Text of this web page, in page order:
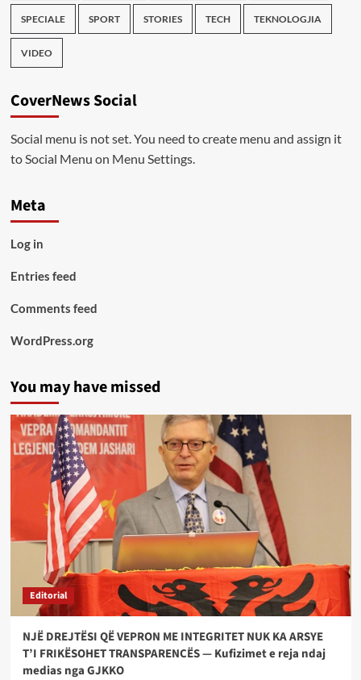
SPECIALE SPORT STORIES TECH TEKNOLOGJIA
VIDEO
CoverNews Social
Social menu is not set. You need to create menu and assign it
to Social Menu on Menu Settings.
Meta
Log in
Entries feed
Comments feed
WordPress.org
You may have missed
Editorial
NJË DREJTËSI QË VEPRON ME INTEGRITET NUK KA ARSYE
T’I FRIKËSOHET TRANSPARENCËS — Kufizimet e reja ndaj
medias nga GJKKO